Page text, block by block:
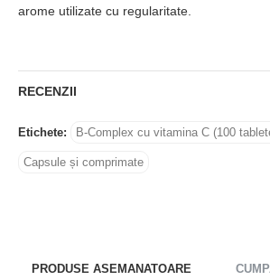
arome utilizate cu regularitate.
RECENZII
Etichete: B-Complex cu vitamina C (100
Capsule și comprimate
PRODUSE ASEMANATOARE